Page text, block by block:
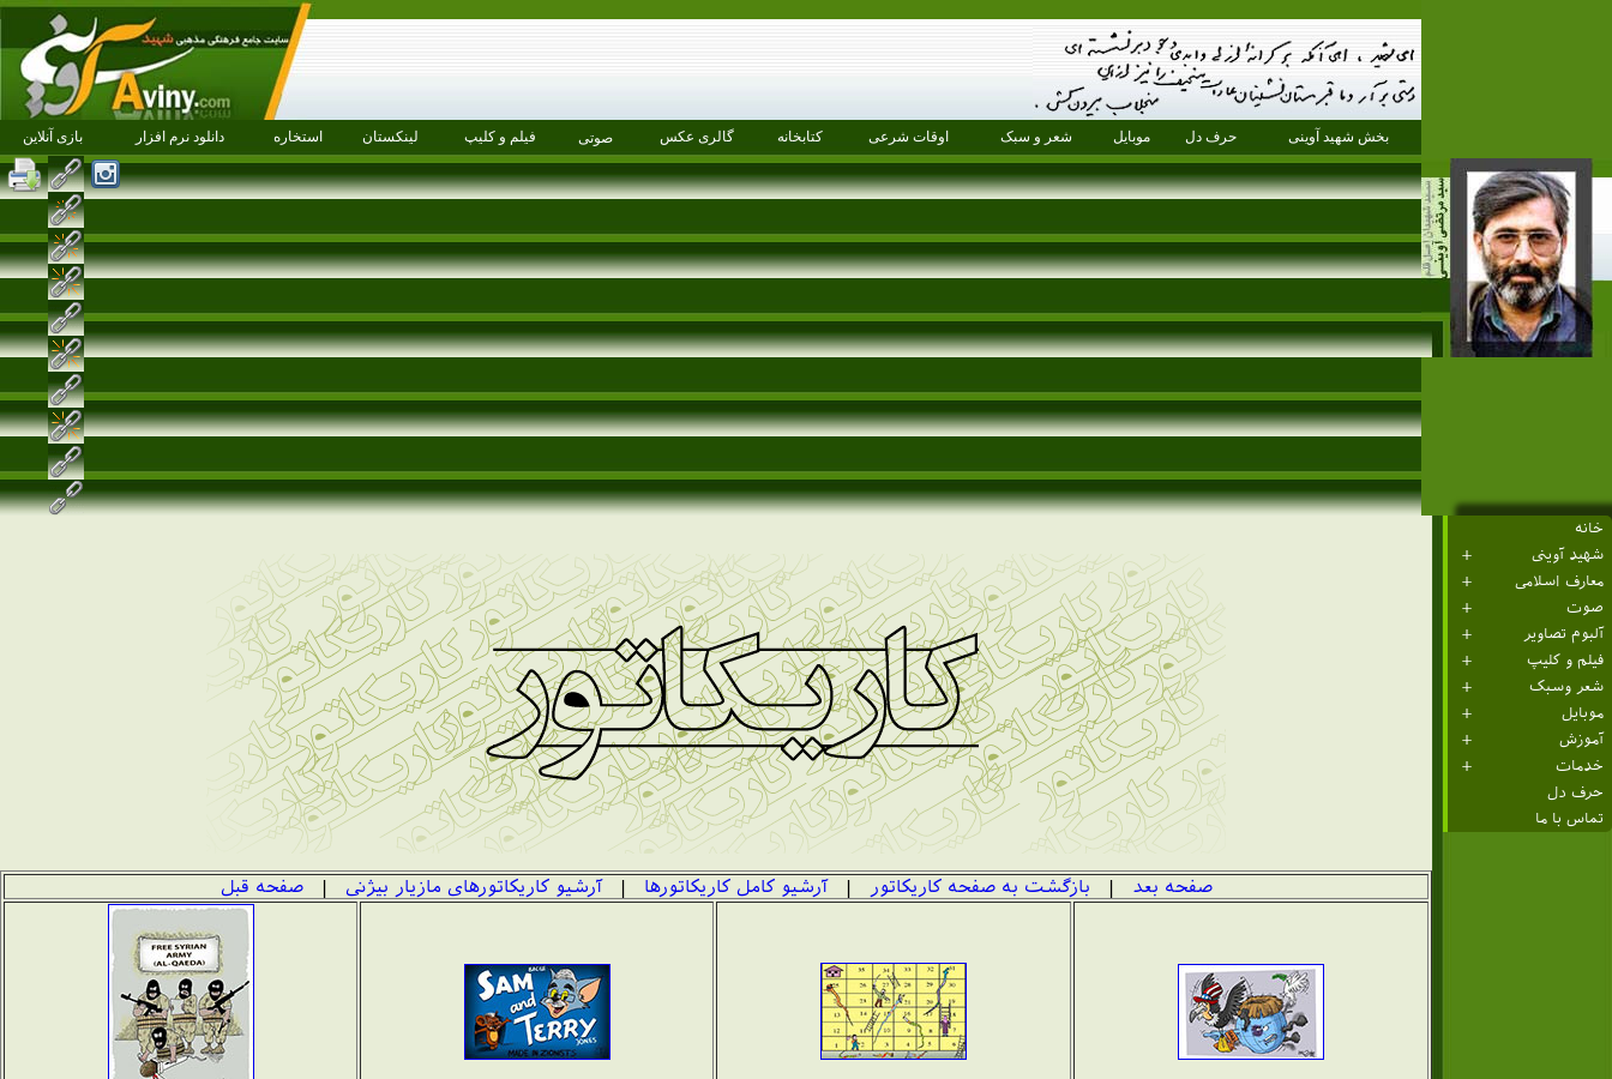
بخش شهید آوینی حرف دل موبایل شعر و سبک اوقات شرعی کتابخانه گالری عکس صوتی فیلم و کلیپ لینکستان استخاره دانلود نرم افزار بازی آنلاین
خانه
شهید آوینی
معارف اسلامی
صوت
آلبوم تصاویر
فیلم و کلیپ
شعر وسبک
موبایل
آموزش
خدمات
حرف دل
تماس با ما
صفحه بعد | بازگشت به صفحه کاریکاتور |آرشیو کامل کاریکاتورها |آرشیو کاریکاتورهای مازیار بیژنی |صفحه قبل